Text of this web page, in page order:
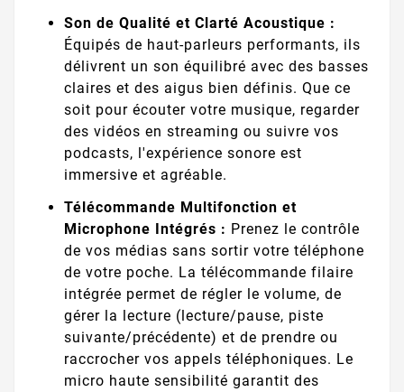
Son de Qualité et Clarté Acoustique :
Équipés de haut-parleurs performants, ils
délivrent un son équilibré avec des basses
claires et des aigus bien définis. Que ce
soit pour écouter votre musique, regarder
des vidéos en streaming ou suivre vos
podcasts, l'expérience sonore est
immersive et agréable.
Télécommande Multifonction et
Microphone Intégrés : Prenez le contrôle
de vos médias sans sortir votre téléphone
de votre poche. La télécommande filaire
intégrée permet de régler le volume, de
gérer la lecture (lecture/pause, piste
suivante/précédente) et de prendre ou
raccrocher vos appels téléphoniques. Le
micro haute sensibilité garantit des